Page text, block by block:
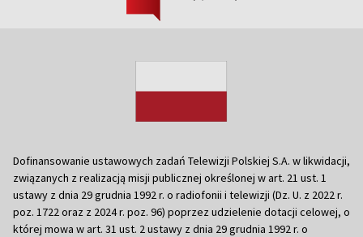
Dofinansowanie ustawowych zadań Telewizji Polskiej S.A. w likwidacji,
związanych z realizacją misji publicznej określonej w art. 21 ust. 1
ustawy z dnia 29 grudnia 1992 r. o radiofonii i telewizji (Dz. U. z 2022 r.
poz. 1722 oraz z 2024 r. poz. 96) poprzez udzielenie dotacji celowej, o
której mowa w art. 31 ust. 2 ustawy z dnia 29 grudnia 1992 r. o